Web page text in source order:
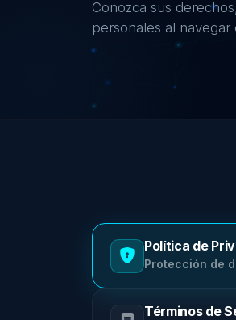
Conozca sus
personales al navegar
Política de
Protección de
Términos de